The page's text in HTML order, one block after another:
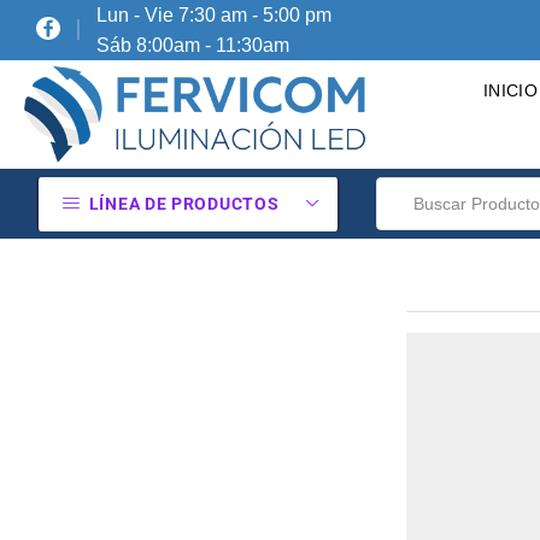
Lun - Vie 7:30 am - 5:00 pm
Sáb 8:00am - 11:30am
INICIO
LÍNEA DE PRODUCTOS